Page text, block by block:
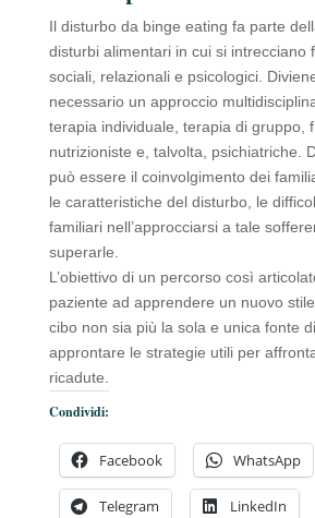
Il disturbo da binge eating fa parte
disturbi alimentari in cui si intrecciano
sociali, relazionali e psicologici.
necessario un approccio
terapia individuale, terapia di gruppo,
nutrizioniste e, talvolta, psichiatriche.
può essere il coinvolgimento dei
le caratteristiche del disturbo, le
familiari nell’approcciarsi a tale
superarle.
L’obiettivo di un percorso così
paziente ad apprendere un nuovo
cibo non sia più la sola e unica fonte
approntare le strategie utili per
ricadute.
Condividi:
Facebook WhatsApp
Telegram LinkedIn